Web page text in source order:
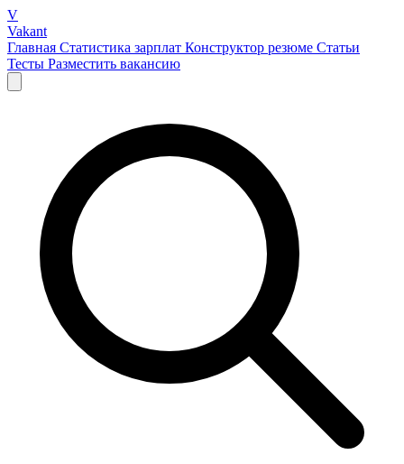
V
Vakant
Главная Статистика зарплат Конструктор резюме Статьи
Тесты Разместить вакансию